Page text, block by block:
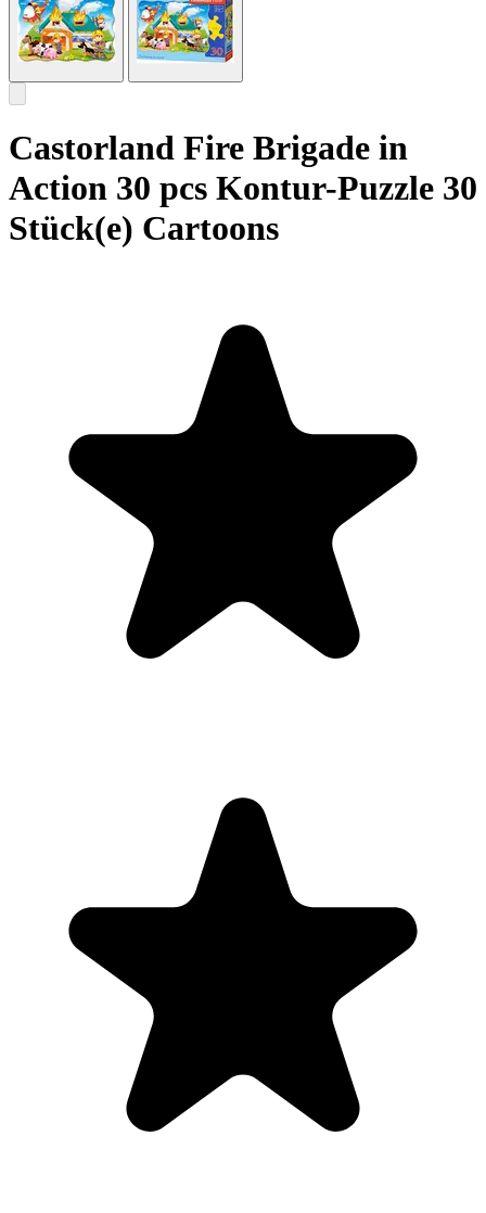
Castorland Fire Brigade in
Action 30 pcs Kontur-Puzzle 30
Stück(e) Cartoons